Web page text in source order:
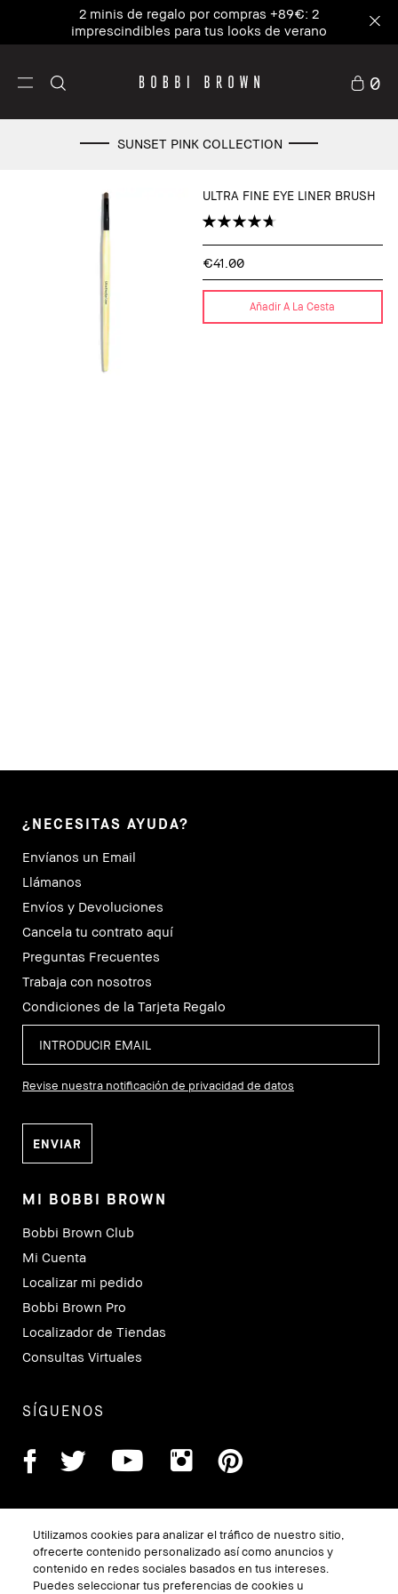
2 minis de regalo por compras +89€: 2
imprescindibles para tus looks de verano
0
SUNSET PINK COLLECTION
ULTRA FINE EYE LINER BRUSH
€41.00
Añadir A La Cesta
¿NECESITAS AYUDA?
Envíanos un Email
Llámanos
Envíos y Devoluciones
Cancela tu contrato aquí
Preguntas Frecuentes
Trabaja con nosotros
Condiciones de la Tarjeta Regalo
Revise nuestra notificación de privacidad de datos
MI BOBBI BROWN
Bobbi Brown Club
Mi Cuenta
Localizar mi pedido
Bobbi Brown Pro
Localizador de Tiendas
Consultas Virtuales
SÍGUENOS
Utilizamos cookies para analizar el tráfico de nuestro sitio,
ofrecerte contenido personalizado así como anuncios y
contenido en redes sociales basados en tus intereses.
Puedes seleccionar tus preferencias de cookies u